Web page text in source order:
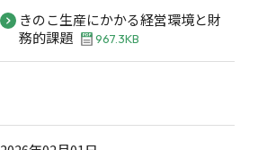
きのこ生産にかかる経営環境と財
務的課題
967.3KB